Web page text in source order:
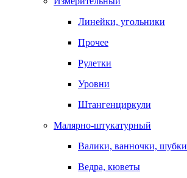
Линейки, угольники
Прочее
Рулетки
Уровни
Штангенциркули
Малярно-штукатурный
Валики, ванночки, шубки
Ведра, кюветы